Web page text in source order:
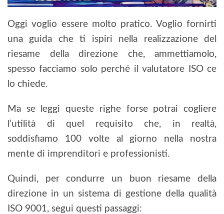
Oggi voglio essere molto pratico. Voglio fornirti
una guida che ti ispiri nella realizzazione del
riesame della direzione che, ammettiamolo,
spesso facciamo solo perché il valutatore ISO ce
lo chiede.
Ma se leggi queste righe forse potrai cogliere
l’utilità di quel requisito che, in realtà,
soddisfiamo 100 volte al giorno nella nostra
mente di imprenditori e professionisti.
Quindi, per condurre un buon riesame della
direzione in un sistema di gestione della qualità
ISO 9001, segui questi passaggi: